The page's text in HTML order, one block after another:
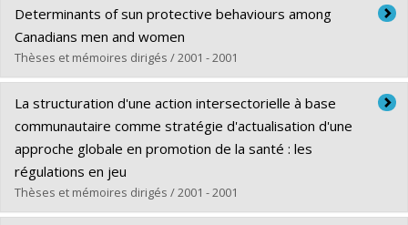
Diplômé(e) :Hébert, Michèle
Cycle :Doctorat
Diplôme obtenu :Ph. D.
Lien vers le document dans Papyrus
Determinants of sun protective behaviours among
Canadians men and women
Thèses et mémoires dirigés / 2001 - 2001
Diplômé(e) :Chauvette, Amelia
Cycle :Maîtrise
Diplôme obtenu :M. Sc.
Lien vers le document dans Papyrus
La structuration d'une action intersectorielle à base
communautaire comme stratégie d'actualisation d'une
approche globale en promotion de la santé : les
régulations en jeu
Thèses et mémoires dirigés / 2001 - 2001